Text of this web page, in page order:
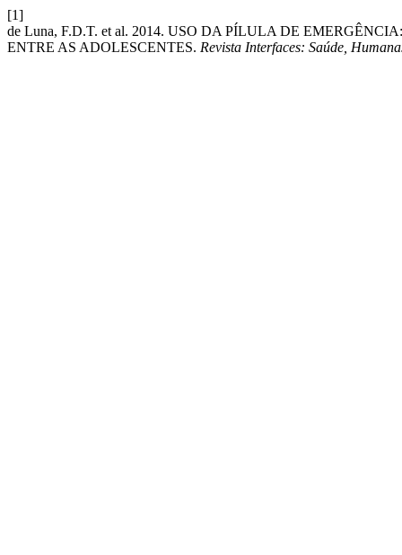
[1]
de Luna, F.D.T. et al. 2014. USO DA PÍLULA DE
ENTRE AS ADOLESCENTES. Revista Interfaces: Saúde,